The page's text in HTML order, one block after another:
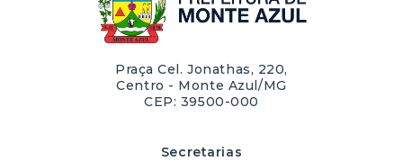
Praça Cel. Jonathas, 220,
Centro - Monte Azul/MG
CEP: 39500-000
Secretarias